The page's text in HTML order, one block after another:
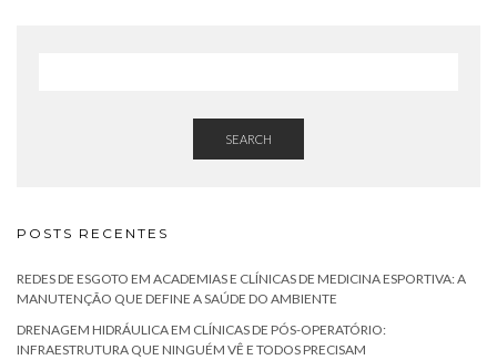
SEARCH
POSTS RECENTES
REDES DE ESGOTO EM ACADEMIAS E CLÍNICAS DE MEDICINA ESPORTIVA: A
MANUTENÇÃO QUE DEFINE A SAÚDE DO AMBIENTE
DRENAGEM HIDRÁULICA EM CLÍNICAS DE PÓS-OPERATÓRIO:
INFRAESTRUTURA QUE NINGUÉM VÊ E TODOS PRECISAM